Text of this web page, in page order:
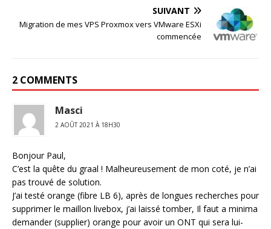
SUIVANT
Migration de mes VPS Proxmox vers VMware ESXi
commencée
2 COMMENTS
Masci
2 AOÛT 2021 À 18H30
Bonjour Paul,
C’est la quête du graal ! Malheureusement de mon coté, je n’ai
pas trouvé de solution.
J’ai testé orange (fibre LB 6), après de longues recherches pour
supprimer le maillon livebox, j’ai laissé tomber, Il faut a minima
demander (supplier) orange pour avoir un ONT qui sera lui-